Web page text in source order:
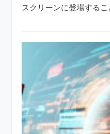
スクリーンに登場する